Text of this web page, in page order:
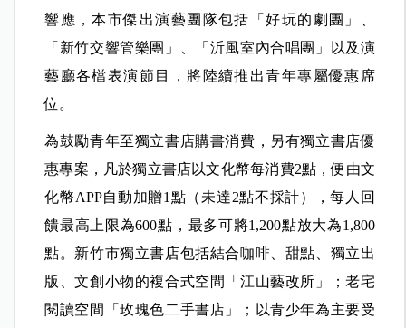
響應，本市傑出演藝團隊包括「好玩的劇團」、
「新竹交響管樂團」、「沂風室內合唱團」以及演
藝廳各檔表演節目，將陸續推出青年專屬優惠席
位。
為鼓勵青年至獨立書店購書消費，另有獨立書店優
惠專案，凡於獨立書店以文化幣每消費2點，便由文
化幣APP自動加贈1點（未達2點不採計），每人回
饋最高上限為600點，最多可將1,200點放大為1,800
點。新竹市獨立書店包括結合咖啡、甜點、獨立出
版、文創小物的複合式空間「江山藝改所」；老宅
閱讀空間「玫瑰色二手書店」；以青少年為主要受